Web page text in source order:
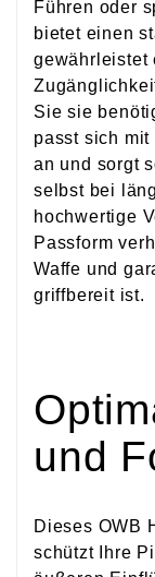
Führen oder
bietet einen
gewährleistet
Sie sie
passt sich
an und sorgt
selbst bei
hochwertige
Passform
Waffe und
griffbereit ist.
und
Dieses OWB
schützt Ihre